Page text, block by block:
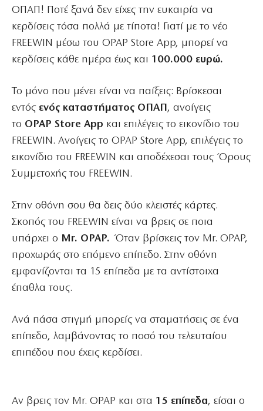
ΟΠΑΠ! Ποτέ ξανά δεν είχες την ευκαιρία να
κερδίσεις τόσα πολλά με τίποτα! Γιατί με το νέο
FREEWIN μέσω του OPAP Store App, μπορεί να
κερδίσεις κάθε ημέρα έως και 100.000 ευρώ.
Το μόνο που μένει είναι να παίξεις: Βρίσκεσαι
εντός ενός καταστήματος ΟΠΑΠ, ανοίγεις
το OPAP Store App και επιλέγεις το εικονίδιο του
FREEWIN. Ανοίγεις το OPAP Store App, επιλέγεις το
εικονίδιο του FREEWIN και αποδέχεσαι τους Όρους
Συμμετοχής του FREEWIN.
Στην οθόνη σου θα δεις δύο κλειστές κάρτες.
Σκοπός του FREEWIN είναι να βρεις σε ποια
υπάρχει ο Mr. OPAP.Όταν βρίσκεις τον Mr. OPAP,
προχωράς στο επόμενο επίπεδο. Στην οθόνη
εμφανίζονται τα 15 επίπεδα με τα αντίστοιχα
έπαθλα τους.
Ανά πάσα στιγμή μπορείς να σταματήσεις σε ένα
επίπεδο, λαμβάνοντας το ποσό του τελευταίου
επιπέδου που έχεις κερδίσει.
Αν βρεις τον Mr. OPAP και στα 15 επίπεδα, είσαι ο